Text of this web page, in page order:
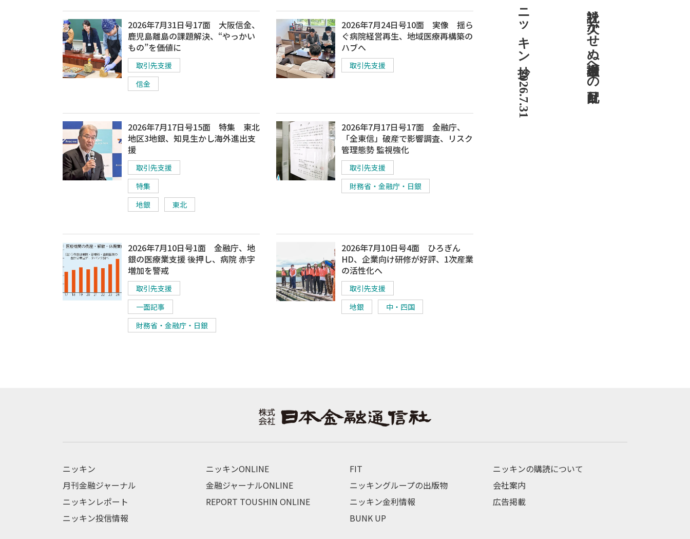
2026年7月31日号17面 大阪信金、
鹿児島離島の課題解決、“やっかい
もの”を価値に
取引先支援
信金
2026年7月24日号10面 実像 揺ら
ぐ病院経営再生、地域医療再構築の
ハブへ
取引先支援
2026年7月17日号15面 特集 東北
地区3地銀、知見生かし海外進出支
援
取引先支援
特集
地銀
東北
2026年7月17日号17面 金融庁、
「全東信」破産で影響調査、リスク
管理態勢 監視強化
取引先支援
財務省・金融庁・日銀
2026年7月10日号1面 金融庁、地
銀の医療業支援 後押し、病院 赤字
増加を警戒
取引先支援
一面記事
財務省・金融庁・日銀
2026年7月10日号4面 ひろぎん
HD、企業向け研修が好評、1次産業
の活性化へ
取引先支援
地銀
中・四国
ニッキン抄 2026.7.31 社説 欠かせぬ金融市場への目配り
ニッキン
月刊金融ジャーナル
ニッキンレポート
ニッキン投信情報
ニッキンONLINE
金融ジャーナルONLINE
REPORT TOUSHIN ONLINE
FIT
ニッキングループの出版物
ニッキン金利情報
BUNK UP
ニッキンの購読について
会社案内
広告掲載